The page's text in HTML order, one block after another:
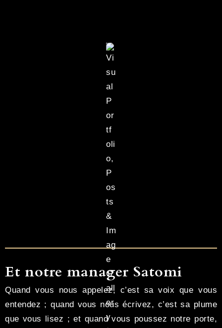
Et notre manager Satomi
Quand vous nous appelez, c’est sa voix que vous
entendez ; quand vous nous écrivez, c’est sa plume
que vous lisez ; et quand vous poussez notre porte,